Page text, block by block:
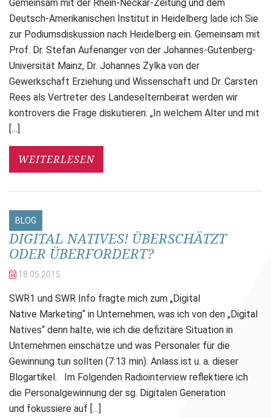
Gemeinsam mit der Rhein-Neckar-Zeitung und dem
Deutsch-Amerikanischen Institut in Heidelberg lade ich Sie
zur Podiumsdiskussion nach Heidelberg ein. Gemeinsam mit
Prof. Dr. Stefan Aufenanger von der Johannes-Gutenberg-
Universität Mainz, Dr. Johannes Zylka von der
Gewerkschaft Erziehung und Wissenschaft und Dr. Carsten
Rees als Vertreter des Landeselternbeirat werden wir
kontrovers die Frage diskutieren: „In welchem Alter und mit
[…]
WEITERLESEN
BLOG
DIGITAL NATIVES! ÜBERSCHÄTZT
ODER ÜBERFORDERT?
18.05. 2015
SWR1 und SWR Info fragte mich zum „Digital
Native Marketing“ in Unternehmen, was ich von den „Digital
Natives“ denn halte, wie ich die defizitäre Situation in
Unternehmen einschätze und was Personaler für die
Gewinnung tun sollten (7:13 min). Anlass ist u. a. dieser
Blogartikel. Im Folgenden Radiointerview reflektiere ich
die Personalgewinnung der sg. Digitalen Generation
und fokussiere auf […]